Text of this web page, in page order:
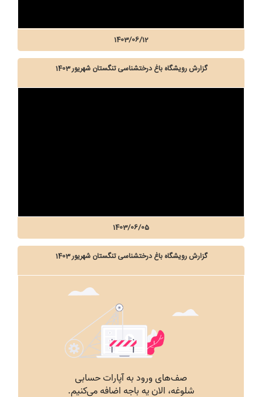
1403/06/12
گزارش رویشگاه باغ درختشناسی تنگستان شهریور 1403
1403/06/05
گزارش رویشگاه باغ درختشناسی تنگستان شهریور 1403